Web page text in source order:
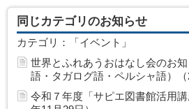
同じカテゴリのお知らせ
カテゴリ：「イベント」
世界とふれあうおはなし会のお
語・タガログ語・ペルシャ語）（
令和７年度「サピエ図書館活用